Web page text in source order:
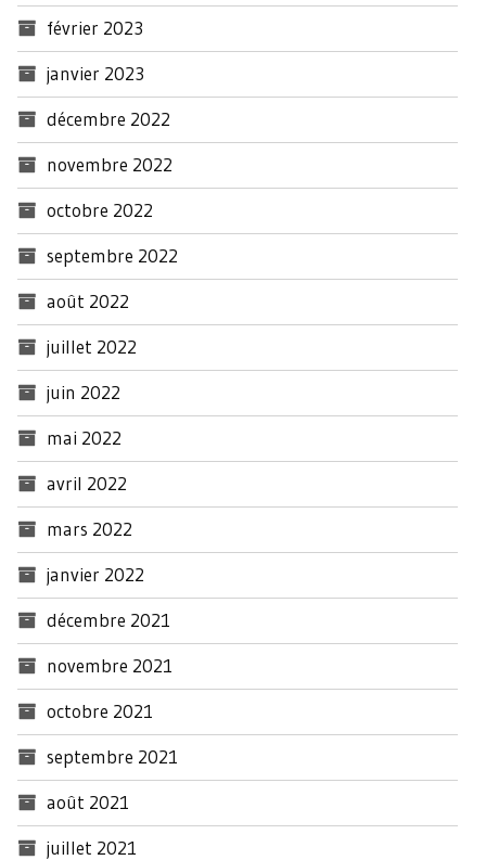
février 2023
janvier 2023
décembre 2022
novembre 2022
octobre 2022
septembre 2022
août 2022
juillet 2022
juin 2022
mai 2022
avril 2022
mars 2022
janvier 2022
décembre 2021
novembre 2021
octobre 2021
septembre 2021
août 2021
juillet 2021